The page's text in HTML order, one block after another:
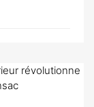
révolutionne